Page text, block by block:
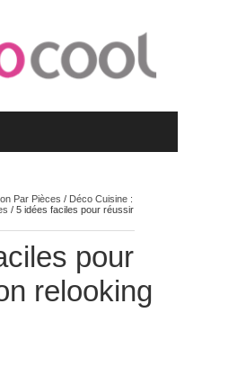
Par Pièces / Déco Cuisine :
/ 5 idées faciles pour réussir
pour
relooking